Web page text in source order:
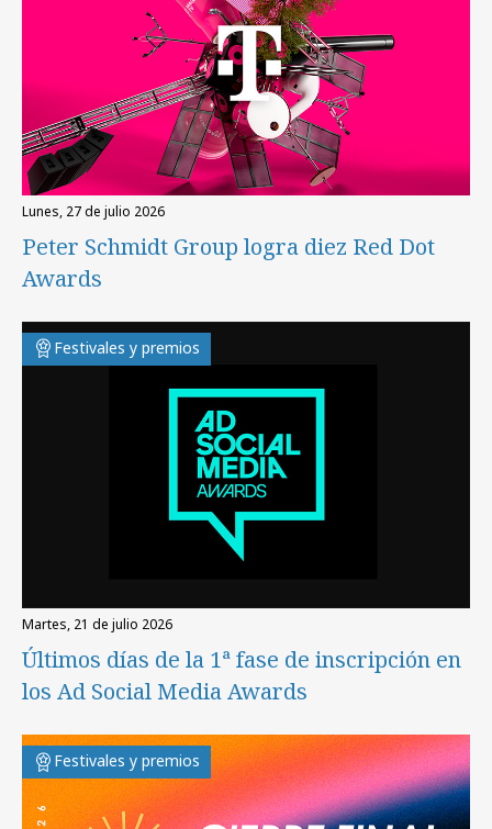
lunes, 27 de julio 2026
Peter Schmidt Group logra diez Red Dot
Awards
Festivales y premios
martes, 21 de julio 2026
Últimos días de la 1ª fase de inscripción en
los Ad Social Media Awards
Festivales y premios